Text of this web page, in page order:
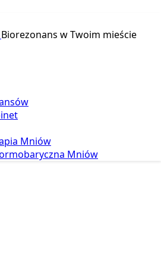
Biorezonans w Twoim mieście
Mniów
Mniów